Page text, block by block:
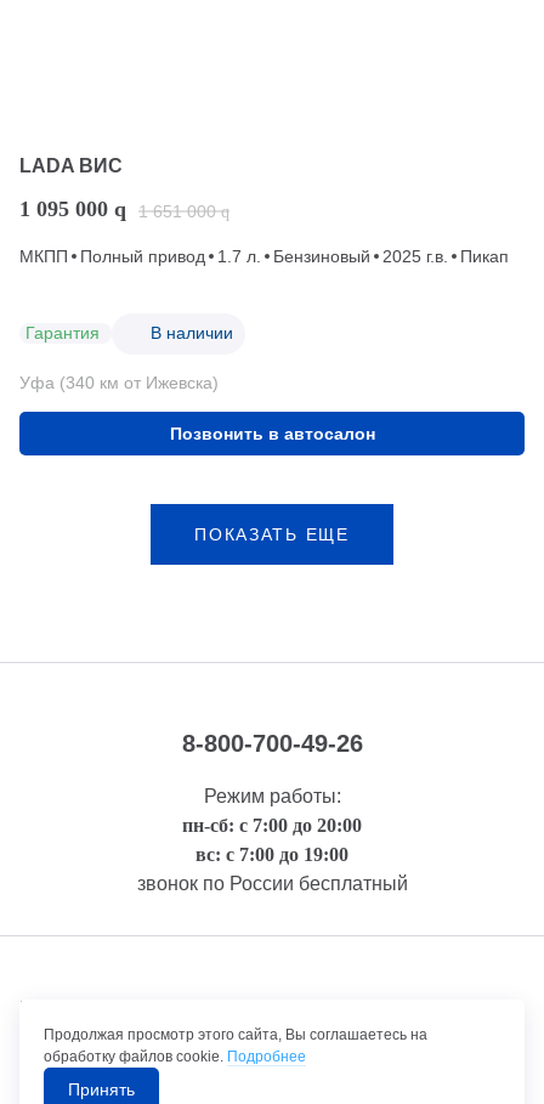
LADA ВИС
1 095 000 q 1 651 000 q
МКПП Полный привод 1.7 л. Бензиновый 2025 г.в. Пикап
Гарантия В наличии
Уфа (340 км от Ижевска)
Позвонить в автосалон
ПОКАЗАТЬ ЕЩЕ
8-800-700-49-26
Режим работы:
пн-сб: с 7:00 до 20:00
вс: с 7:00 до 19:00
звонок по России бесплатный
Правовая информация
©1992-2026 ТрансТехСервис – продажа и обслуживание автомобилей.
Продолжая просмотр этого сайта, Вы соглашаетесь на
обработку файлов cookie. Подробнее
Принять